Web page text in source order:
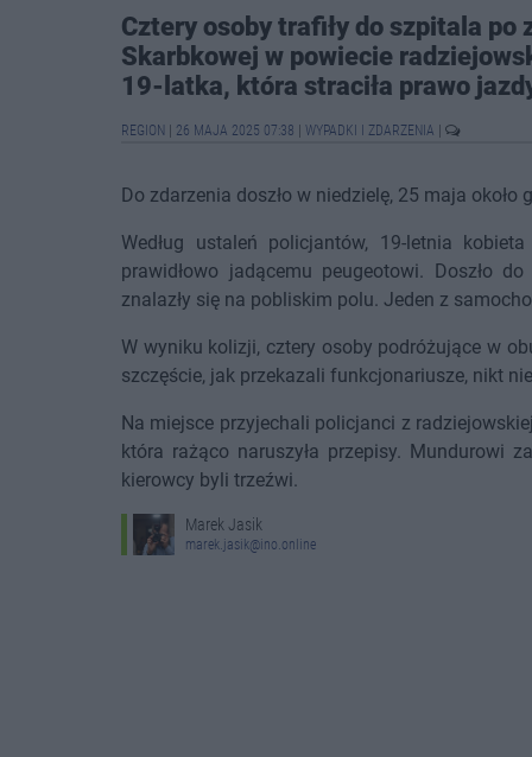
Cztery osoby trafiły do szpitala po
Skarbkowej w powiecie
19-latka, która straciła prawo
REGION 26 MAJA 2025 07:38 WYPADKI I ZDARZENIA
Do zdarzenia doszło w niedzielę, 25 maja
Według ustaleń policjantów, 19-letnia
prawidłowo jadącemu peugeotowi. Doszło
znalazły się na pobliskim polu. Jeden z
W wyniku kolizji, cztery osoby podróżujące w
szczęście, jak przekazali funkcjonariusze, nikt
Na miejsce przyjechali policjanci z
która rażąco naruszyła przepisy. Mundurowi
kierowcy byli trzeźwi.
Marek Jasik
marek.jasik@ino.online